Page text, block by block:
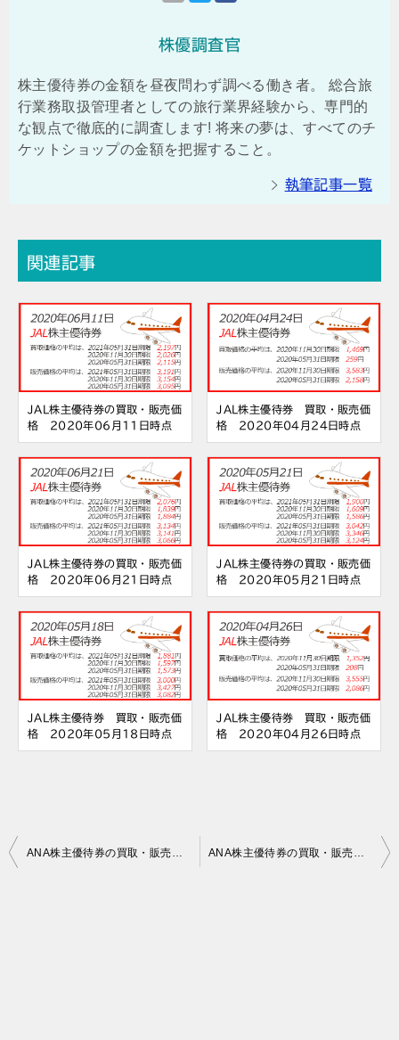
株優調査官
株主優待券の金額を昼夜問わず調べる働き者。 総合旅
行業務取扱管理者としての旅行業界経験から、専門的
な観点で徹底的に調査します! 将来の夢は、すべてのチ
ケットショップの金額を把握すること。
執筆記事一覧
関連記事
JAL株主優待券の買取・販売価
格 2020年06月11日時点
JAL株主優待券 買取・販売価
格 2020年04月24日時点
JAL株主優待券の買取・販売価
格 2020年06月21日時点
JAL株主優待券の買取・販売価
格 2020年05月21日時点
JAL株主優待券 買取・販売価
格 2020年05月18日時点
JAL株主優待券 買取・販売価
格 2020年04月26日時点
投